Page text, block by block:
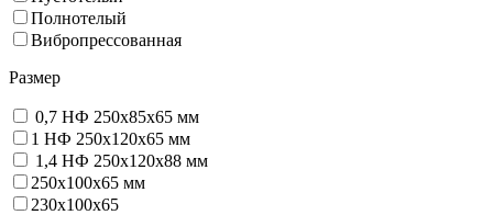
Полнотелый
Вибропрессованная
Размер
0,7 НФ 250х85х65 мм
1 НФ 250х120х65 мм
1,4 НФ 250х120х88 мм
250х100х65 мм
230х100х65